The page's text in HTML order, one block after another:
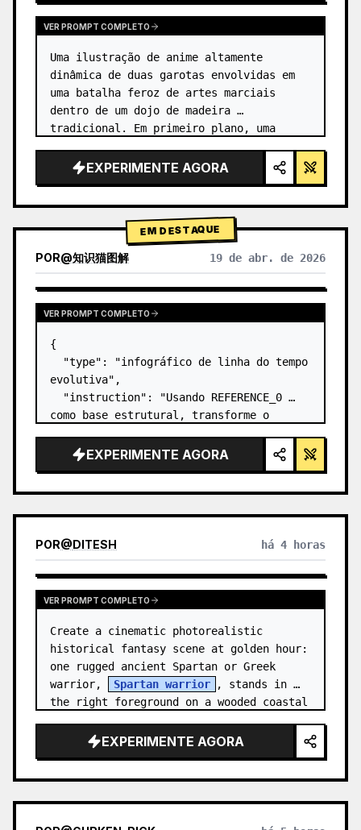
VER PROMPT COMPLETO
Uma ilustração de anime altamente
dinâmica de duas garotas envolvidas em
uma batalha feroz de artes marciais
dentro de um dojo de madeira
tradicional. Em primeiro plano, uma
hair" default="cabelo preto em um coque
alto co…
EXPERIMENTE AGORA
EM DESTAQUE
POR@知识猫图解 19 de abr. de 2026
VER PROMPT COMPLETO
{
  "type": "infográfico de linha do tempo
evolutiva",
  "instruction": "Usando REFERENCE_0
como base estrutural, transforme o
3D altamente realista. Substitua as
rampas lisas por degraus de pedra
EXPERIMENTE AGORA
POR@DITESH há 4 horas
VER PROMPT COMPLETO
Create a cinematic photorealistic
historical fantasy scene at golden hour:
one rugged ancient Spartan or Greek
warrior,
Spartan warrior
, stands in
the right foreground on a wooded coastal
EXPERIMENTE AGORA